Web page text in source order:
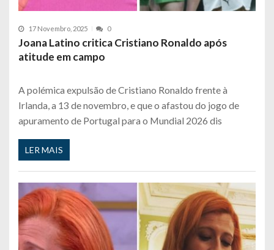
17 Novembro, 2025 0
Joana Latino critica Cristiano Ronaldo após
atitude em campo
A polémica expulsão de Cristiano Ronaldo frente à
Irlanda, a 13 de novembro, e que o afastou do jogo de
apuramento de Portugal para o Mundial 2026 dis
LER MAIS